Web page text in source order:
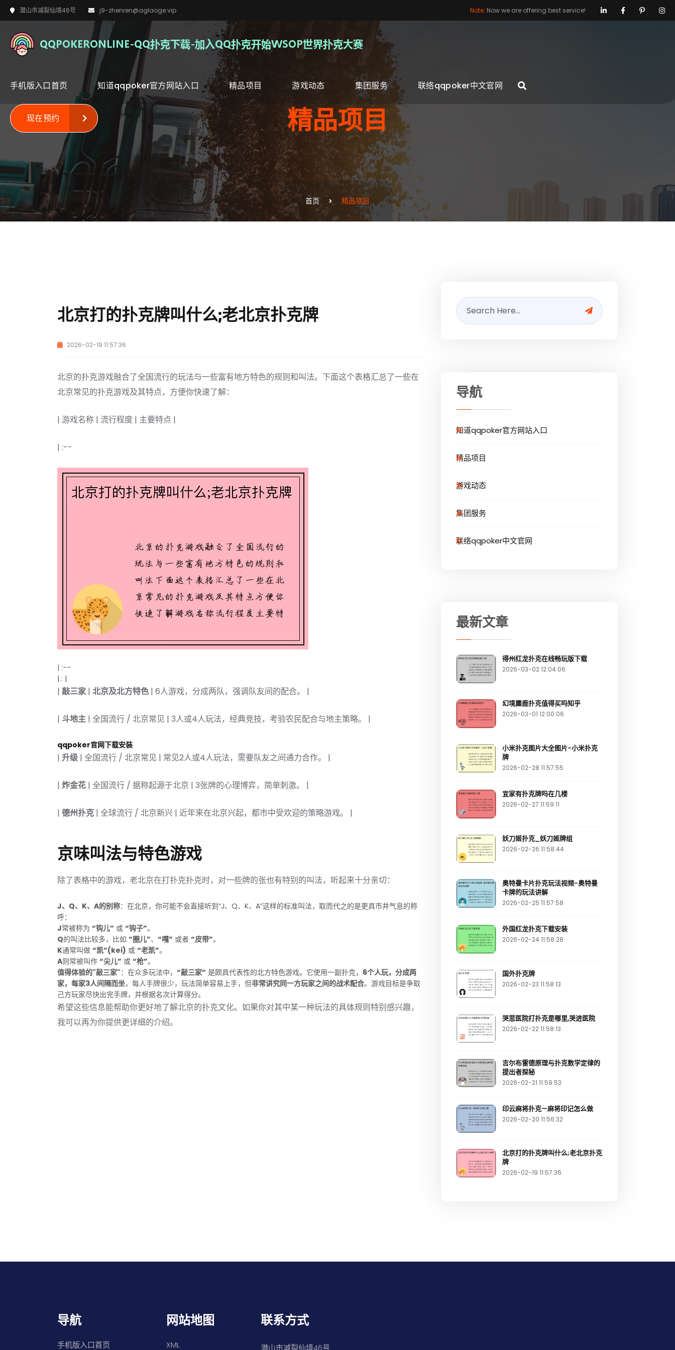
潜山市减裂仙境46号 j9-zhenren@aglaoge.vip Note: Now we are offering best service!
手机版入口首页 知道qqpoker官方网站入口 精品项目 游戏动态 集团服务 联络qqpoker中文官网
现在预约 精品项目
首页 精品项目
北京打的扑克牌叫什么;老北京扑克牌
2026-02-19 11:57:36
北京的扑克游戏融合了全国流行的玩法与一些富有地方特色的规则和叫法。下面这个表格汇总了一些在
北京常见的扑克游戏及其特点，方便你快速了解：
| 游戏名称 | 流行程度 | 主要特点 |
| :--
| :--
| : |
| 敲三家 | 北京及北方特色 | 6人游戏，分成两队，强调队友间的配合。 |
| 斗地主 | 全国流行 / 北京常见 | 3人或4人玩法，经典竞技，考验农民配合与地主策略。 |
qqpoker官网下载安装
| 升级 | 全国流行 / 北京常见 | 常见2人或4人玩法，需要队友之间通力合作。 |
| 炸金花 | 全国流行 / 据称起源于北京 | 3张牌的心理博弈，简单刺激。 |
| 德州扑克 | 全球流行 / 北京新兴 | 近年来在北京兴起，都市中受欢迎的策略游戏。 |
京味叫法与特色游戏
除了表格中的游戏，老北京在打扑克扑克时，对一些牌的张也有特别的叫法，听起来十分亲切：
J、Q、K、A的别称：在北京，你可能不会直接听到“J、Q、K、A”这样的标准叫法，取而代之的是更具市井气息的称
呼：
J常被称为 “钩儿” 或 “钩子”。
Q的叫法比较多，比如 “圈儿”、 “嘎” 或者 “皮带”。
K通常叫做 “凯”(kei) 或 “老凯”。
A则常被叫作 “尖儿” 或 “枪”。
值得体验的"敲三家"：在众多玩法中， “敲三家” 是颇具代表性的北方特色游戏。它使用一副扑克， 6个人玩，分成两
家，每家3人间隔而坐，每人手牌很少，玩法简单容易上手，但非常讲究同一方玩家之间的战术配合。游戏目标是争取
己方玩家尽快出完手牌，并根据名次计算得分。
希望这些信息能帮助你更好地了解北京的扑克文化。如果你对其中某一种玩法的具体规则特别感兴趣，
我可以再为你提供更详细的介绍。
导航
知道qqpoker官方网站入口
精品项目
游戏动态
集团服务
联络qqpoker中文官网
最新文章
得州红龙扑克在线畅玩版下载
2026-03-02 12:04:06
幻境麋鹿扑克值得买吗知乎
2026-03-01 12:00:06
小米扑克图片大全图片-小米扑克
牌
2026-02-28 11:57:55
宜家有扑克牌吗在几楼
2026-02-27 11:59:11
妖刀姬扑克_妖刀姬牌组
2026-02-26 11:58:44
奥特曼卡片扑克玩法视频-奥特曼
卡牌的玩法讲解
2026-02-25 11:57:58
外国红龙扑克下载安装
2026-02-24 11:58:28
国外扑克牌
2026-02-23 11:58:13
哭悲医院打扑克是哪里,哭进医院
2026-02-22 11:58:13
吉尔布雷德原理与扑克数学定律的
提出者探秘
2026-02-21 11:59:53
印云麻将扑克—麻将印记怎么做
2026-02-20 11:56:32
北京打的扑克牌叫什么;老北京扑克
牌
2026-02-19 11:57:36
导航
手机版入口首页
网站地图
XML
联系方式